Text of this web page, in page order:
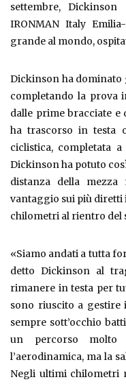
settembre,
IRONMAN Italy
grande al mondo,
Dickinson ha dominato
completando la prova
dalle prime bracciate
ha trascorso in testa
ciclistica, completata
Dickinson ha potuto
distanza della
vantaggio sui più
chilometri al rientro del
«Siamo andati a tutta
detto Dickinson al
rimanere in testa per
sono riuscito a
sempre sott’occhio
un percorso molto
l’aerodinamica, ma la
Negli ultimi chilometri